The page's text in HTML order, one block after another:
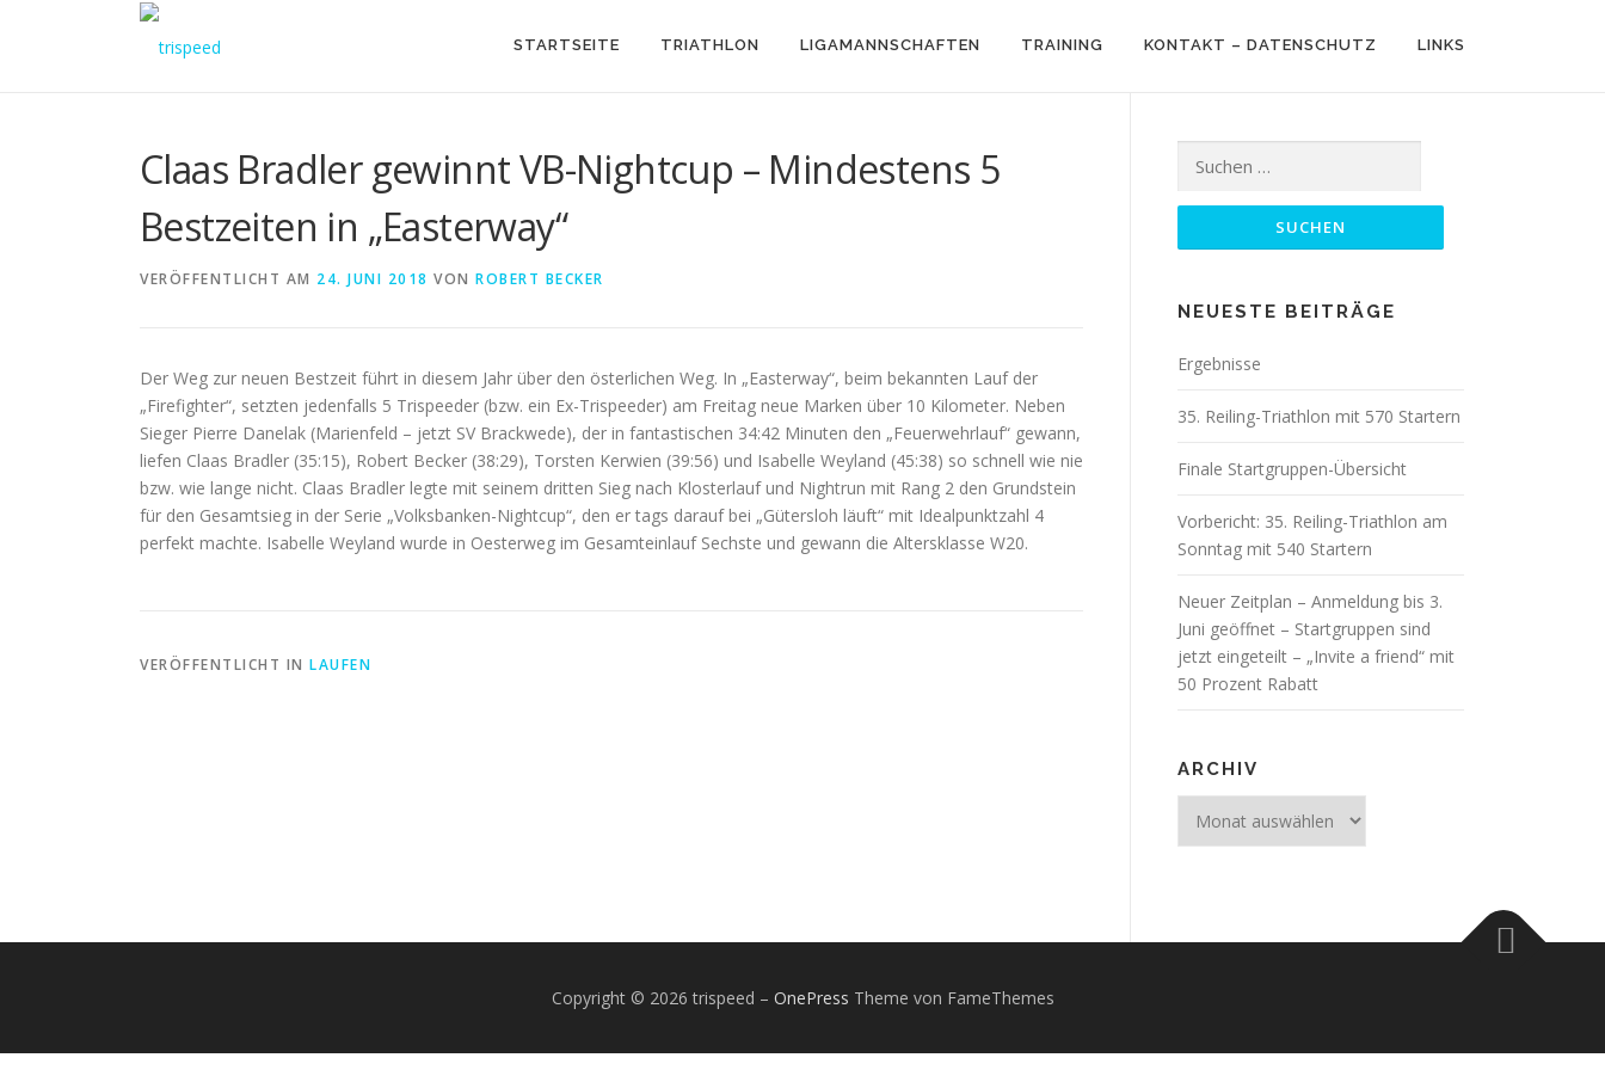
STARTSEITE TRIATHLON LIGAMANNSCHAFTEN TRAINING KONTAKT – DATENSCHUTZ LINKS
Claas Bradler gewinnt VB-Nightcup – Mindestens 5
Bestzeiten in „Easterway“
VERÖFFENTLICHT AM 24. JUNI 2018 VON ROBERT BECKER
Der Weg zur neuen Bestzeit führt in diesem Jahr über den österlichen Weg. In „Easterway“, beim bekannten Lauf der
„Firefighter“, setzten jedenfalls 5 Trispeeder (bzw. ein Ex-Trispeeder) am Freitag neue Marken über 10 Kilometer. Neben
Sieger Pierre Danelak (Marienfeld – jetzt SV Brackwede), der in fantastischen 34:42 Minuten den „Feuerwehrlauf“ gewann,
liefen Claas Bradler (35:15), Robert Becker (38:29), Torsten Kerwien (39:56) und Isabelle Weyland (45:38) so schnell wie nie
bzw. wie lange nicht. Claas Bradler legte mit seinem dritten Sieg nach Klosterlauf und Nightrun mit Rang 2 den Grundstein
für den Gesamtsieg in der Serie „Volksbanken-Nightcup“, den er tags darauf bei „Gütersloh läuft“ mit Idealpunktzahl 4
perfekt machte. Isabelle Weyland wurde in Oesterweg im Gesamteinlauf Sechste und gewann die Altersklasse W20.
VERÖFFENTLICHT IN LAUFEN
nach:
NEUESTE BEITRÄGE
Ergebnisse
35. Reiling-Triathlon mit 570 Startern
Finale Startgruppen-Übersicht
Vorbericht: 35. Reiling-Triathlon am
Sonntag mit 540 Startern
Neuer Zeitplan – Anmeldung bis 3.
Juni geöffnet – Startgruppen sind
jetzt eingeteilt – „Invite a friend“ mit
50 Prozent Rabatt
ARCHIV
Copyright © 2026 trispeed – OnePress Theme von FameThemes